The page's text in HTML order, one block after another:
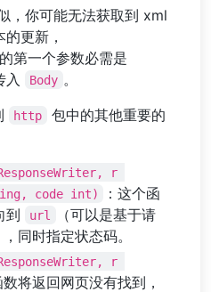
，你可能无法获取到 xml
更新，
第一个参数必需是
入 Body 。
http
包中的其他重要的
r
code int)
：这个函
到
url
（可以是基于请
同时指定状态码。
r
数将返回网页没有找到，